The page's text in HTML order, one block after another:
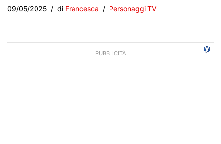
09/05/2025 di Francesca Personaggi TV